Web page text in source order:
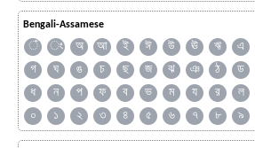
Bengali-Assamese
ঁ ং অ আ ই ঈ উ ঊ ঋ এ
গ
ঘ ঙ চ ছ জ ঝ ঞ ঠ ড
ধ
ন প ফ ব ভ ম য র ল
০
১ ২ ৩ ৪ ৫ ৬ ৭ ৮ ৯